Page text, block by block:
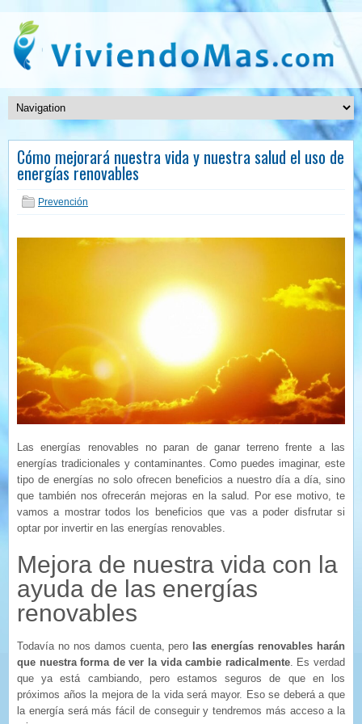
Cómo mejorará nuestra vida y nuestra salud el uso de
energías renovables
Prevención
Las energías renovables no paran de ganar terreno frente a las
energías tradicionales y contaminantes. Como puedes imaginar, este
tipo de energías no solo ofrecen beneficios a nuestro día a día, sino
que también nos ofrecerán mejoras en la salud. Por ese motivo, te
vamos a mostrar todos los beneficios que vas a poder disfrutar si
optar por invertir en las energías renovables.
Mejora de nuestra vida con la
ayuda de las energías
renovables
Todavía no nos damos cuenta, pero las energías renovables harán
que nuestra forma de ver la vida cambie radicalmente. Es verdad
que ya está cambiando, pero estamos seguros de que en los
próximos años la mejora de la vida será mayor. Eso se deberá a que
la energía será más fácil de conseguir y tendremos más acceso a la